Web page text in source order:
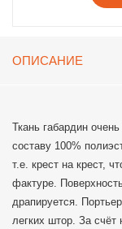
ОПИСАНИЕ
Ткань габардин
составу 100%
т.е. крест на крест,
фактуре.
драпируется.
легких штор. За счёт